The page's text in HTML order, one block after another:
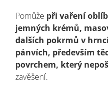
Pomůže při vaření
jemných krémů,
dalších pokrmů v
pánvích, především
povrchem, který
zavěšení.